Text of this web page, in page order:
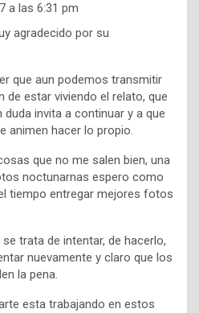
a las 6:31 pm
agradecido por su
que aun podemos transmitir
de estar viviendo el relato, que
duda invita a continuar y a que
animen hacer lo propio.
que no me salen bien, una
noctunarnas espero como
tiempo entregar mejores fotos
trata de intentar, de hacerlo,
nuevamente y claro que los
la pena.
esta trabajando en estos